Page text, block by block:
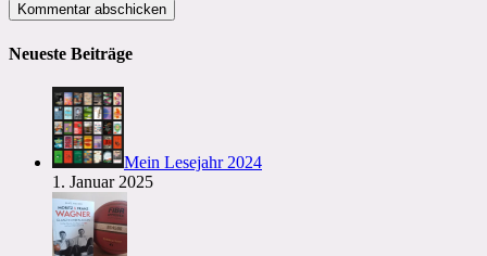
zum
ein
Adresse
Kommentieren
Website-
URL
ein
(optional)
Neueste Beiträge
Mein Lesejahr 2024
1. Januar 2025